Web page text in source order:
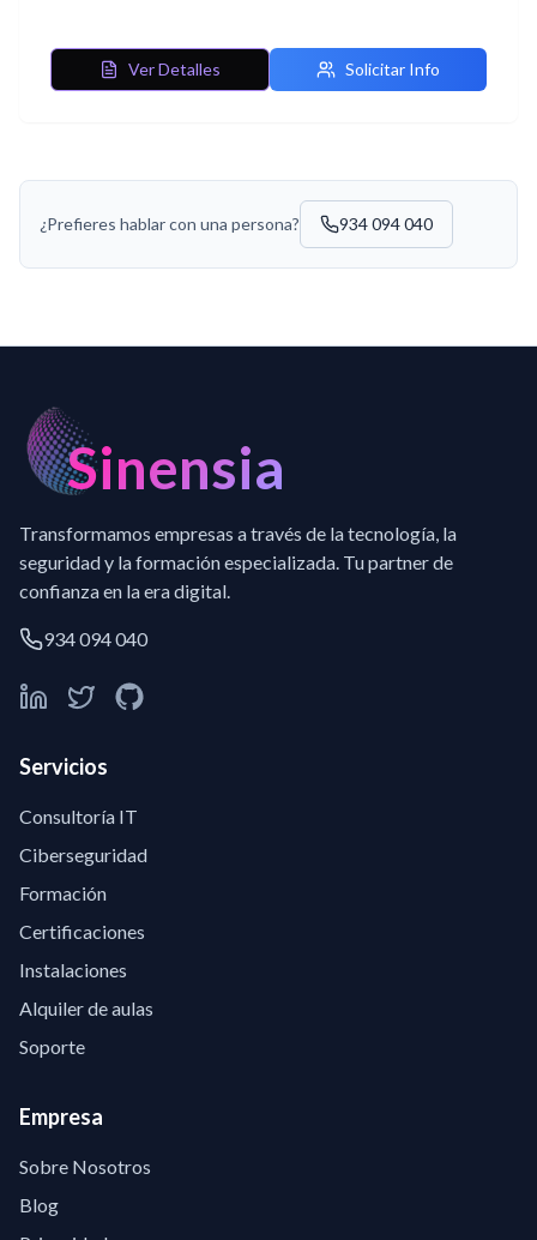
Ver Detalles Solicitar Info
¿Prefieres hablar con una persona? 934 094 040
Sinensia
Transformamos empresas a través de la tecnología, la
seguridad y la formación especializada. Tu partner de
confianza en la era digital.
934 094 040
Servicios
Consultoría IT
Ciberseguridad
Formación
Certificaciones
Instalaciones
Alquiler de aulas
Soporte
Empresa
Sobre Nosotros
Blog